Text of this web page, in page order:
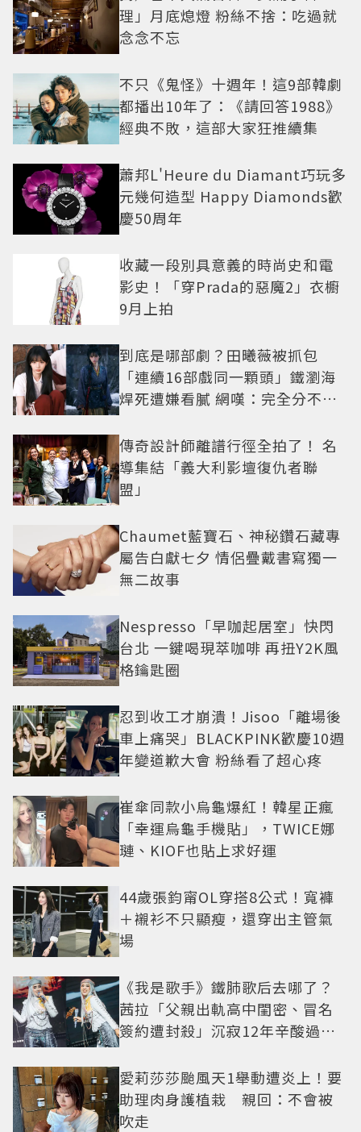
理」月底熄燈 粉絲不捨：吃過就
念念不忘
不只《鬼怪》十週年！這9部韓劇
都播出10年了：《請回答1988》
經典不敗，這部大家狂推續集
蕭邦L'Heure du Diamant巧玩多
元幾何造型 Happy Diamonds歡
慶50周年
收藏一段別具意義的時尚史和電
影史！「穿Prada的惡魔2」衣櫥
9月上拍
到底是哪部劇？田曦薇被抓包
「連續16部戲同一顆頭」鐵瀏海
焊死遭嫌看膩 網嘆：完全分不出
傳奇設計師離譜行徑全拍了！ 名
導集結「義大利影壇復仇者聯
盟」
Chaumet藍寶石、神秘鑽石藏專
屬告白獻七夕 情侶疊戴書寫獨一
無二故事
Nespresso「早咖起居室」快閃
台北 一鍵喝現萃咖啡 再扭Y2K風
格鑰匙圈
忍到收工才崩潰！Jisoo「離場後
車上痛哭」BLACKPINK歡慶10週
年變道歉大會 粉絲看了超心疼
崔傘同款小烏龜爆紅！韓星正瘋
「幸運烏龜手機貼」，TWICE娜
璉、KIOF也貼上求好運
44歲張鈞甯OL穿搭8公式！寬褲
＋襯衫不只顯瘦，還穿出主管氣
場
《我是歌手》鐵肺歌后去哪了？
茜拉「父親出軌高中閨密、冒名
簽約遭封殺」沉寂12年辛酸過往
愛莉莎莎颱風天1舉動遭炎上！要
助理肉身護植栽 親回：不會被
吹走